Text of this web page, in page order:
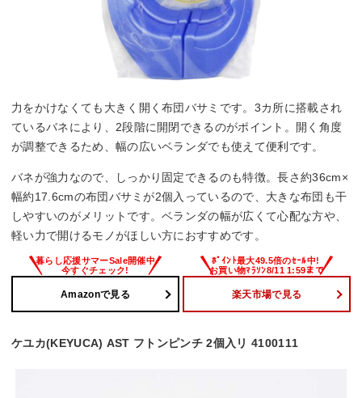
力をかけなくても大きく開く布団バサミです。3カ所に搭載され
ているバネにより、2段階に開閉できるのがポイント。開く角度
が調整できるため、幅の広いベランダでも使えて便利です。
バネが強力なので、しっかり固定できるのも特徴。長さ約36cm×
幅約17.6cmの布団バサミが2個入っているので、大きな布団も干
しやすいのがメリットです。ベランダの幅が広くて心配な方や、
軽い力で開けるモノがほしい方におすすめです。
Amazonで見る 楽天市場で見る
ケユカ(KEYUCA) AST フトンピンチ 2個入リ 4100111